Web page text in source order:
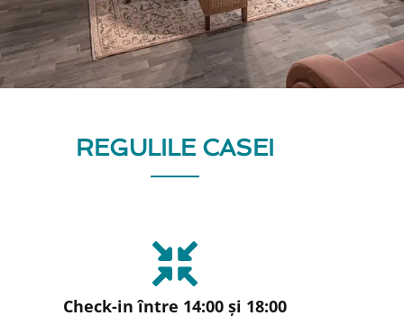
REGULILE CASEI
Check-in între 14:00 și 18:00